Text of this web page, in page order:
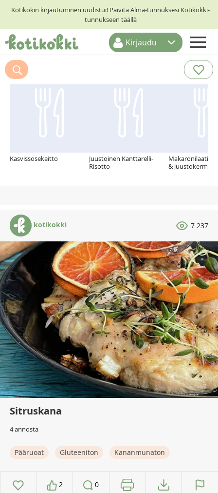
Kotikokin kirjautuminen uudistui! Päivitä Alma-tunnuksesi Kotikokki-
tunnukseen täällä
ETUSIVU
RESEPTIHAKU
Kirjaudu
Suosittelemme myös
Kasvissosekeitto
Juustoinen Kanttarelli-
Risotto
& juustokermalla
kotikokki 7 237
Sitruskana
4 annosta
Pääruoat Gluteeniton Kananmunaton
2 0